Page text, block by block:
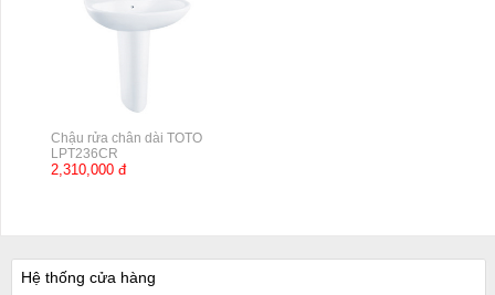
Chậu rửa chân dài TOTO
LPT236CR
2,310,000 đ
Hệ thống cửa hàng